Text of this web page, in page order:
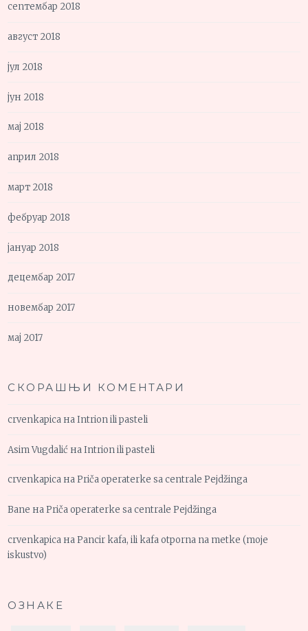
септембар 2018
август 2018
јул 2018
јун 2018
мај 2018
април 2018
март 2018
фебруар 2018
јануар 2018
децембар 2017
новембар 2017
мај 2017
СКОРАШЊИ КОМЕНТАРИ
crvenkapica наIntrion ili pasteli
Asim Vugdalić наIntrion ili pasteli
crvenkapica наPriča operaterke sa centrale Pejdžinga
Bane наPriča operaterke sa centrale Pejdžinga
crvenkapica наPancir kafa, ili kafa otporna na metke (moje
iskustvo)
ОЗНАКЕ